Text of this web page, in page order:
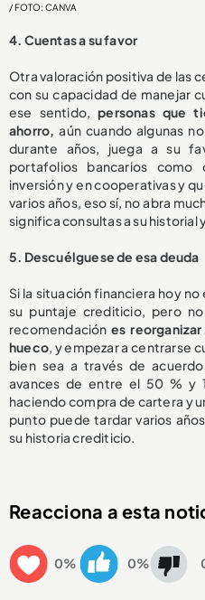
/ FOTO: CANVA
4. Cuentas a su favor
Otra valoración positiva de las
con su capacidad de manejar
ese sentido, personas que
ahorro,aún cuando algunas
durante años, juega a su
portafolios bancarios
inversión y en cooperativas y
varios años, eso sí, no abra
significa consultas a su
5. Descuélguese de esa deuda
Si la situación financiera hoy
su puntaje crediticio, pero
recomendaciónes
hueco, y empezar a centrarse
bien sea a través de
avances de entre el 50 % y
haciendo compra de cartera y
punto puede tardar varios
su historia crediticio.
Reacciona a esta
0% 0%